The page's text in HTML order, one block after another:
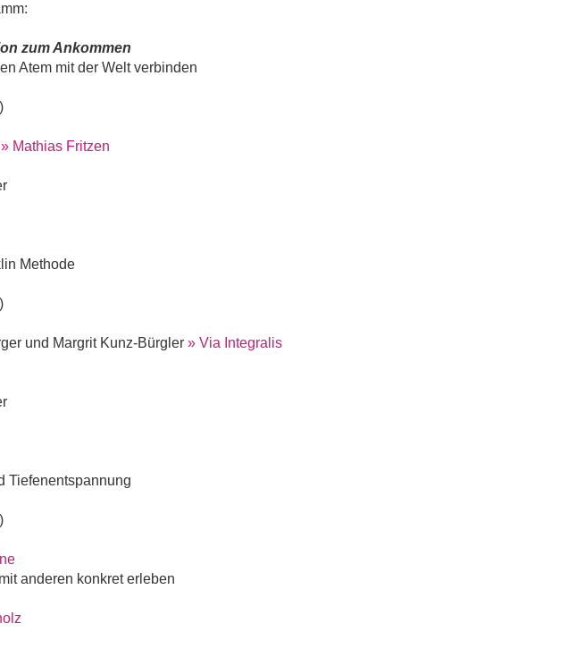
zum Ankommen
Atem mit der Welt verbinden
» Mathias Fritzen
Methode
und Margrit Kunz-Bürgler » Via Integralis
Tiefenentspannung
anderen konkret erleben